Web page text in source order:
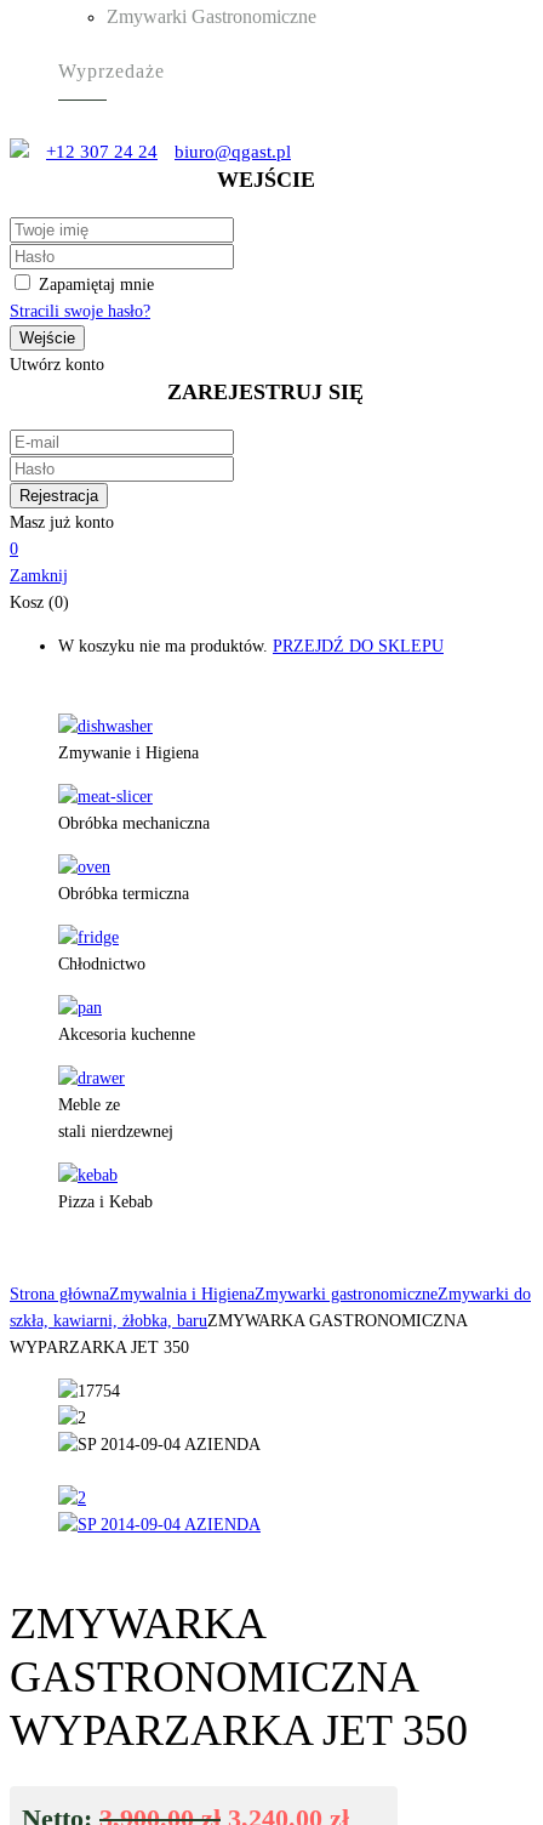
Zmywarki Gastronomiczne
Wyprzedaże
+12 307 24 24 biuro@qgast.pl
WEJŚCIE
Zapamiętaj mnie
Stracili swoje hasło?
Utwórz konto
ZAREJESTRUJ SIĘ
Masz już konto
0
Zamknij
Kosz (0)
W koszyku nie ma produktów. PRZEJDŹ DO SKLEPU
Zmywanie i Higiena
Obróbka mechaniczna
Obróbka termiczna
Chłodnictwo
Akcesoria kuchenne
Meble ze
stali nierdzewnej
Pizza i Kebab
Strona głównaZmywalnia i HigienaZmywarki gastronomiczneZmywarki do
szkła, kawiarni, żłobka, baruZMYWARKA GASTRONOMICZNA
WYPARZARKA JET 350
ZMYWARKA
GASTRONOMICZNA
WYPARZARKA JET 350
Netto: 3,900.00zł 3,240.00 zł